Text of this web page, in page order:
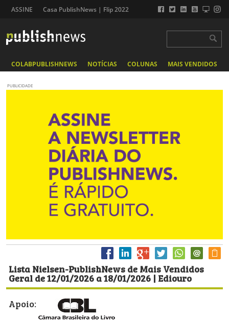
ASSINE Casa PublishNews | Flip 2022
COLABPUBLISHNEWS NOTÍCIAS COLUNAS MAIS VENDIDOS
PUBLICIDADE
Lista Nielsen-PublishNews de Mais Vendidos
Geral de 12/01/2026 a 18/01/2026 | Ediouro
Apoio: